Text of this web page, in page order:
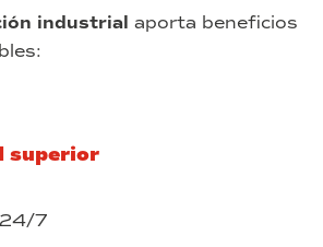
industrial aporta beneficios
superior
24/7